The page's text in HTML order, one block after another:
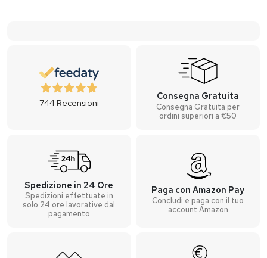
744Recensioni
Consegna Gratuita
Consegna Gratuita per
ordini superiori a €50
Spedizione in 24 Ore
Spedizioni effettuate in
solo 24 ore lavorative dal
pagamento
Paga con Amazon Pay
Concludi e paga con il tuo
account Amazon